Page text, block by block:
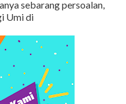
sebarang persoalan,
Umi di